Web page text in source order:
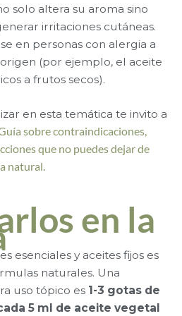
solo altera su aroma sino
irritaciones cutáneas.
en personas con alergia a
(por ejemplo, el aceite
a frutos secos).
en esta temática te invito a
sobre contraindicaciones,
que no puedes dejar de
natural.
en la
esenciales y aceites fijos es
naturales. Una
uso tópico es 1-3 gotas de
5 ml de aceite vegetal